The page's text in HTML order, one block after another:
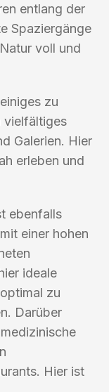
entlang der
Spaziergänge
voll und
zu
vielfältiges
Galerien. Hier
erleben und
ebenfalls
einer hohen
ideale
zu
Darüber
Hier ist